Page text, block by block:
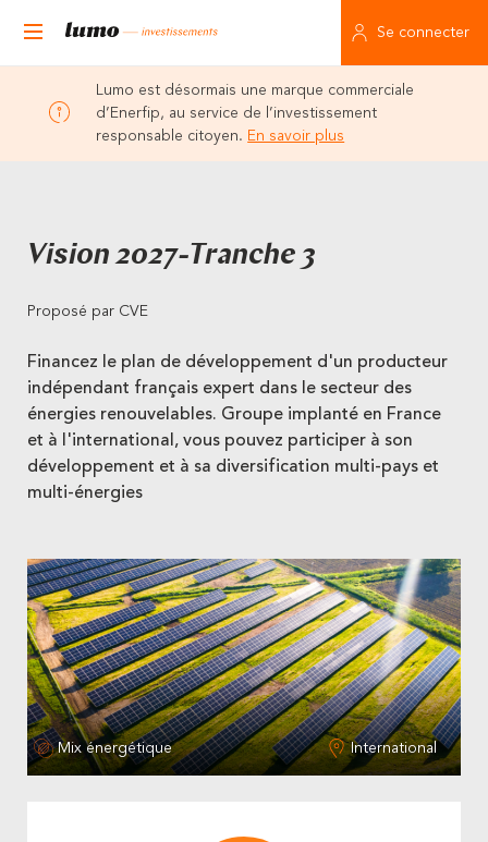
Se connecter
Lumo est désormais une marque commerciale
d’Enerfip, au service de l’investissement
responsable citoyen. En savoir plus
Vision 2027-Tranche 3
Proposé par CVE
Financez le plan de développement d'un producteur
indépendant français expert dans le secteur des
énergies renouvelables. Groupe implanté en France
et à l'international, vous pouvez participer à son
développement et à sa diversification multi-pays et
multi-énergies
Mix énergétique International